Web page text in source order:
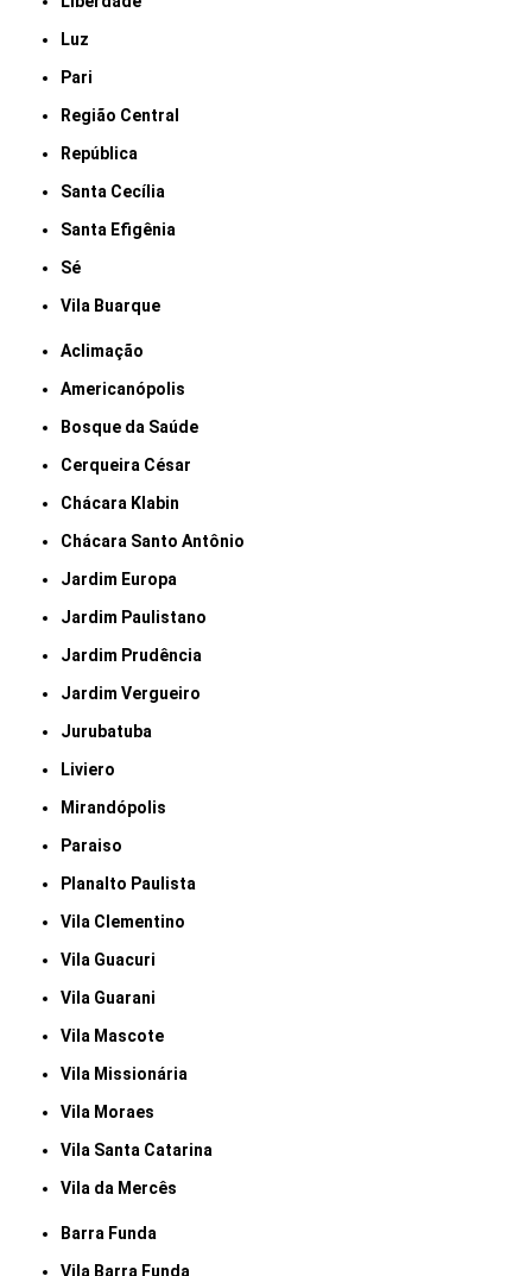
Luz
Pari
Região Central
República
Santa Cecília
Santa Efigênia
Sé
Vila Buarque
Aclimação
Americanópolis
Bosque da Saúde
Cerqueira César
Chácara Klabin
Chácara Santo Antônio
Jardim Europa
Jardim Paulistano
Jardim Prudência
Jardim Vergueiro
Jurubatuba
Liviero
Mirandópolis
Paraiso
Planalto Paulista
Vila Clementino
Vila Guacuri
Vila Guarani
Vila Mascote
Vila Missionária
Vila Moraes
Vila Santa Catarina
Vila da Mercês
Barra Funda
Vila Barra Funda